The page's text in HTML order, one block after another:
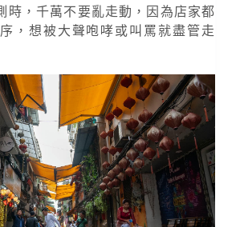
時，千萬不要亂走動，因為店家都
，想被大聲咆哮或叫罵就盡管走